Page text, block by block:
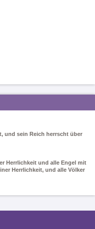
und sein Reich herrscht über
Herrlichkeit und alle Engel mit
Herrlichkeit, und alle Völker